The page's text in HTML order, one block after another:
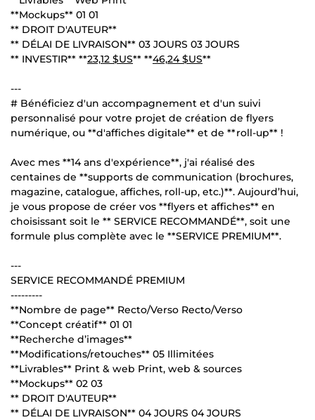
**Mockups** 01 01
** DROIT D'AUTEUR**
** DÉLAI DE LIVRAISON** 03 JOURS 03 JOURS
** INVESTIR** **23,12 $US** **46,24 $US**
---
# Bénéficiez d'un accompagnement et d'un suivi
personnalisé pour votre projet de création de flyers
numérique, ou **d'affiches digitale** et de **roll-up** !
Avec mes **14 ans d'expérience**, j'ai réalisé des
centaines de **supports de communication (brochures,
magazine, catalogue, affiches, roll-up, etc.)**. Aujourd’hui,
je vous propose de créer vos **flyers et affiches** en
choisissant soit le ** SERVICE RECOMMANDÉ**, soit une
formule plus complète avec le **SERVICE PREMIUM**.
---
SERVICE RECOMMANDÉ PREMIUM
---------
**Nombre de page** Recto/Verso Recto/Verso
**Concept créatif** 01 01
**Recherche d’images**
**Modifications/retouches** 05 Illimitées
**Livrables** Print & web Print, web & sources
**Mockups** 02 03
** DROIT D'AUTEUR**
** DÉLAI DE LIVRAISON** 04 JOURS 04 JOURS